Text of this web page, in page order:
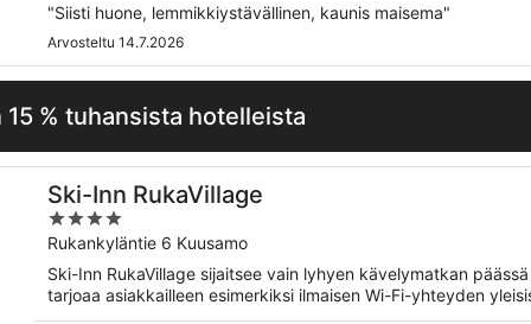
"Siisti huone, lemmikkiystävällinen, kaunis maisema"
Arvosteltu 14.7.2026
% tuhansista hotelleista
Ski-Inn RukaVillage
4
out
of
5
Rukankyläntie 6 Kuusamo
Ski-Inn RukaVillage sijaitsee vain lyhyen kävelymatkan
tarjoaa asiakkailleen esimerkiksi ilmaisen Wi-Fi-yhteyden